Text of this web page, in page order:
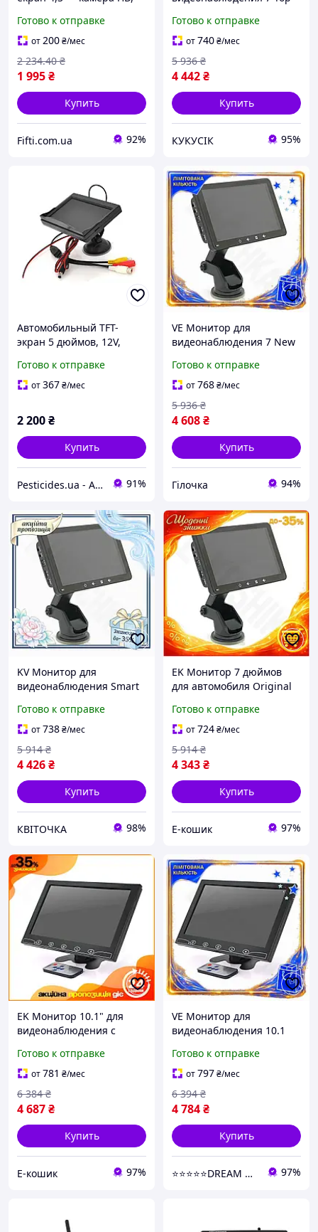
Готово к отправке
от200₴/мес
1 995₴
2 234.40 ₴
Купить
Fifti.com.ua 92%
сенсорным экраном для
автомобиля мультимедий
CI2-888
Готово к отправке
от740₴/мес
4 442₴
5 936 ₴
Купить
КУКУСІК 95%
Автомобильный TFT-
экран 5 дюймов, 12V,
автоэкрана, артикул 10-
20245
Готово к отправке
от367₴/мес
2 200₴
Купить
Pesticides.ua - Аграрная продукция и не только !!! 91%
VE Монитор для
видеонаблюдения 7 New
сенсорный экран для
автомобиля с HDMI AV
VGA п N6W_VER
Готово к отправке
от768₴/мес
4 608₴
5 936 ₴
Купить
Гілочка 94%
KV Монитор для
видеонаблюдения Smart
сенсорный IPS экран с AV
VGA HDMI для
автомобиля м 99/KVI
Готово к отправке
от738₴/мес
4 426₴
5 914 ₴
Купить
КВІТОЧКА 98%
EK Монитор 7 дюймов
для автомобиля Original
экран 1024x600
мультимедиа устройство
HFX17_E
Готово к отправке
от724₴/мес
4 343₴
5 914 ₴
Купить
Е-кошик 97%
EK Монитор 10.1" для
видеонаблюдения с
HDMI RCA разъемами для
автомобиля и офис
HFX17_E
Готово к отправке
от781 ₴/мес
4 687₴
6 384 ₴
Купить
Е-кошик 97%
VE Монитор для
видеонаблюдения 10.1
VGA HDMI RCA
разъемами для
автомобиля и офи
N6W_VER
Готово к отправке
от797₴/мес
4 784₴
6 394 ₴
Купить
⭐️⭐️⭐️⭐️⭐️DREAM ON SHOP 97%